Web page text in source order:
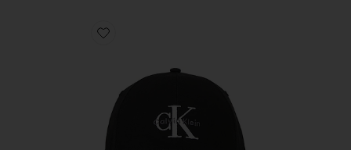
Favorite GORRA MONOLOGO